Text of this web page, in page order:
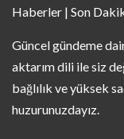
Haberler | Son
Güncel gündeme
aktarım dili ile siz
bağlılık ve yüksek
huzurunuzdayız.